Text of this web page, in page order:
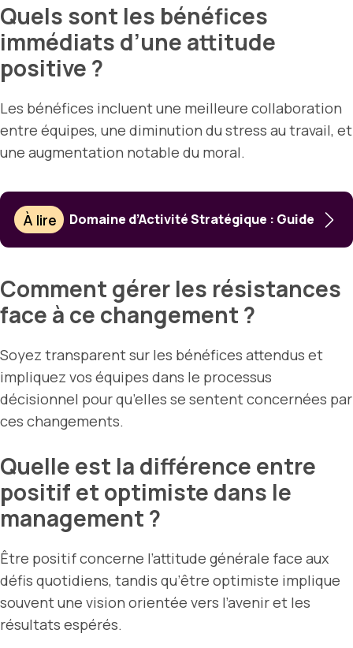
Quels sont les bénéfices
immédiats d’une attitude
positive ?
Les bénéfices incluent une meilleure collaboration
entre équipes, une diminution du stress au travail, et
une augmentation notable du moral.
À lire Domaine d’Activité Stratégique : Guide
Comment gérer les résistances
face à ce changement ?
Soyez transparent sur les bénéfices attendus et
impliquez vos équipes dans le processus
décisionnel pour qu’elles se sentent concernées par
ces changements.
Quelle est la différence entre
positif et optimiste dans le
management ?
Être positif concerne l’attitude générale face aux
défis quotidiens, tandis qu’être optimiste implique
souvent une vision orientée vers l’avenir et les
résultats espérés.